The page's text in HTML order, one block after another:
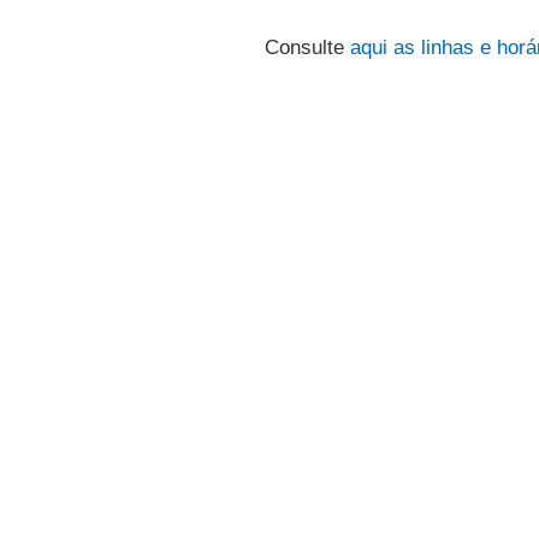
Consulte aqui as linhas e